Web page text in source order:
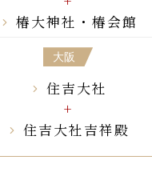
椿大神社・椿会館
大阪
住吉大社
住吉大社吉祥殿